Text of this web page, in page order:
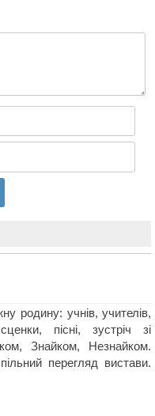
родину: учнів, учителів,
пісні, зустріч зі
Знайком, Незнайком.
перегляд вистави.